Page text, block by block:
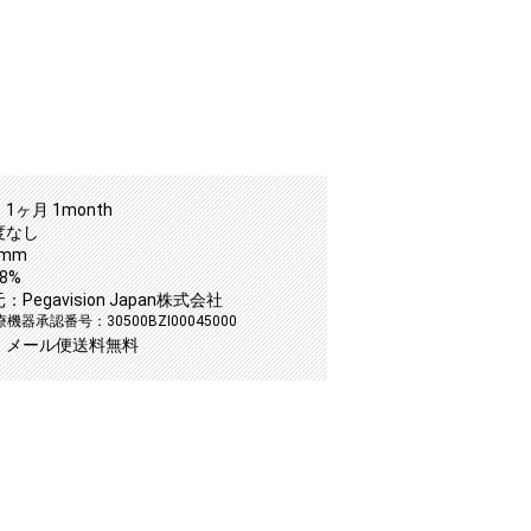
1ヶ月 1month
なし
：Pegavision Japan株式会社
機器承認番号：30500BZI00045000
メール便送料無料